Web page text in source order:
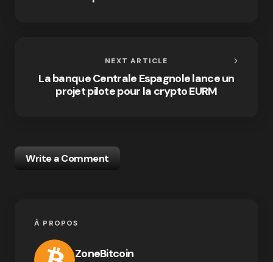
NEXT ARTICLE
La banque Centrale Espagnole lance un
projet pilote pour la crypto EURM
Write a Comment
À PROPOS
ZoneBitcoin